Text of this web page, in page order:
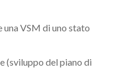
VSM di uno stato
(sviluppo del piano di